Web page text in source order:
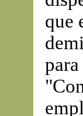
que